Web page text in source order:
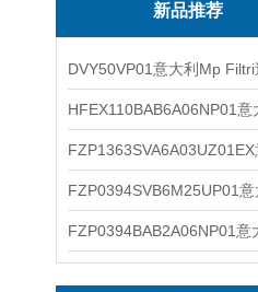
新品推荐